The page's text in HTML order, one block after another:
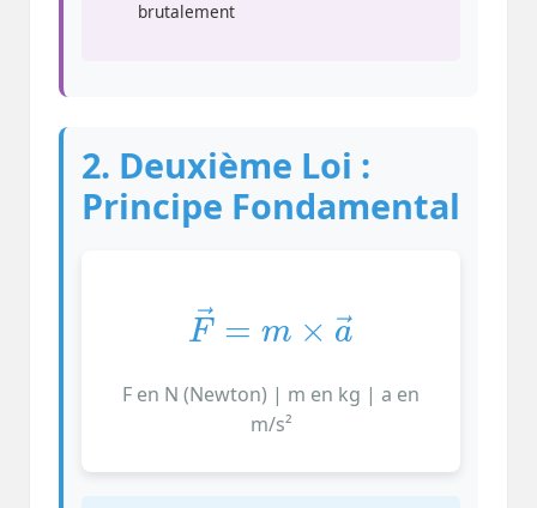
brutalement
2. Deuxième Loi :
Principe Fondamental
F→ →
F en N (Newton) | m en kg | a en
m/s²